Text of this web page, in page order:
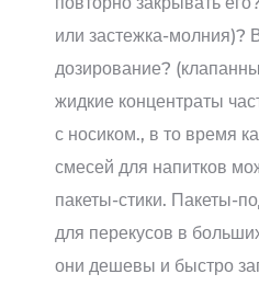
или застежка-молния)?
дозирование?
жидкие концентраты
с носиком., в то время
смесей для напитков
пакеты-стики. Пакеты-
для перекусов в
они дешевы и быстро